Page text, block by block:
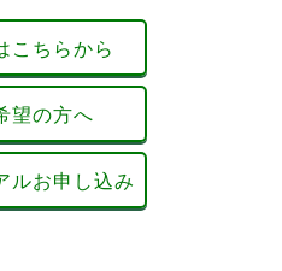
こちらから
望の方へ
ルお申し込み